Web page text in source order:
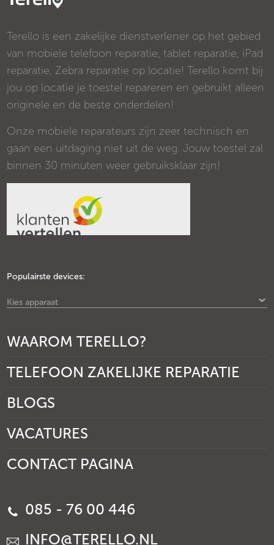
Terello is een zakelijke dienstverlener op het gebied
van mobiele telefoon reparatie, tablet reparatie, iPad
reparatie, Zebra reparatie op locatie! Terello komt bij
jou op locatie je toestel repareren en gebruikt alleen
originele en de beste onderdelen!
Onze mobiele reparateurs zijn zeer technisch en
gaan een uitdaging niet uit de weg. Jouw toestel zal
binnen 30 minuten weer gebruiksklaar zijn!
Populairste devices:
Kies apparaat
WAAROM TERELLO?
TELEFOON ZAKELIJKE REPARATIE
BLOGS
VACATURES
CONTACT PAGINA
085 - 76 00 446
INFO@TERELLO.NL